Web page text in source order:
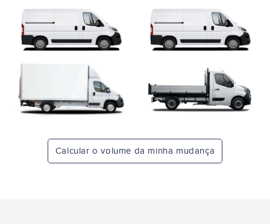
Calcular o volume da minha mudança